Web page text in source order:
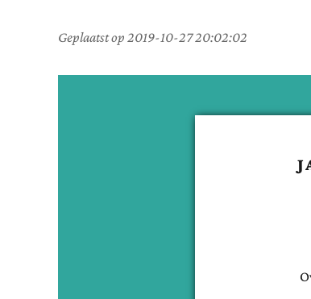
Geplaatst op 2019-10-27 20:02:02